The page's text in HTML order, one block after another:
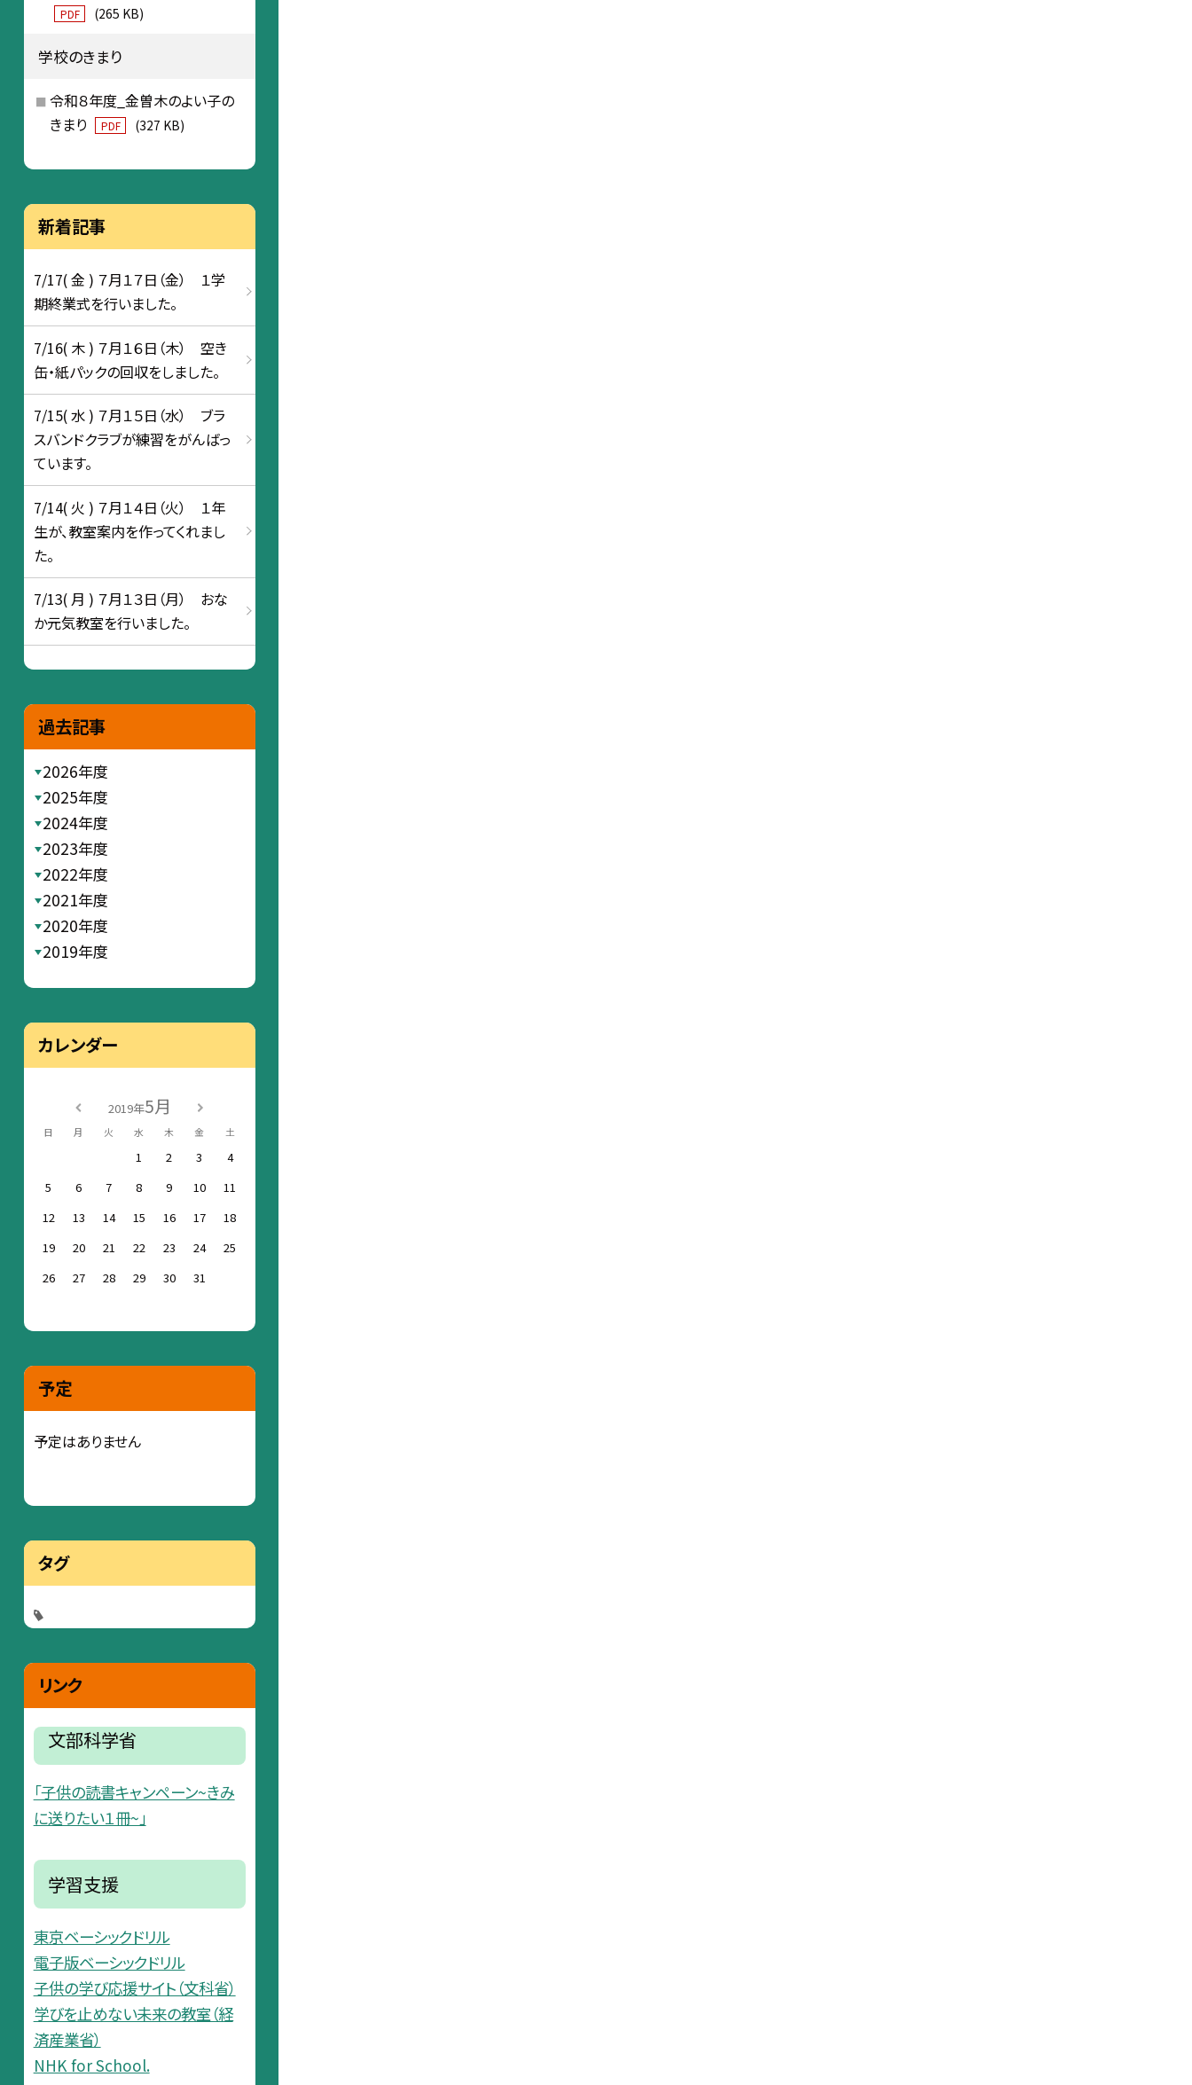
PDF (265 KB)
学校のきまり
令和８年度_金曽木のよい子の
きまり
PDF (327 KB)
新着記事
7/17( 金 ) ７月１７日（金） １学
期終業式を行いました。
7/16( 木 ) ７月１６日（木） 空き
缶・紙パックの回収をしました。
7/15( 水 ) ７月１５日（水） ブラ
スバンドクラブが練習をがんばっ
ています。
7/14( 火 ) ７月１４日（火） １年
生が、教室案内を作ってくれまし
た。
7/13( 月 ) ７月１３日（月） おな
か元気教室を行いました。
過去記事
2026年度
2025年度
2024年度
2023年度
2022年度
2021年度
2020年度
2019年度
カレンダー
2019年5月
日 月 火 水 木 金 土
1 2 3
4
5
6 7 8 9 10
11
12
13 14 15 16 17
18
19
20 21 22 23 24
25
26
27 28 29 30 31
予定
予定はありません
タグ
リンク
文部科学省
「子供の読書キャンペーン~きみ
に送りたい１冊~」
学習支援
東京ベーシックドリル
電子版ベーシックドリル
子供の学び応援サイト（文科省）
学びを止めない未来の教室（経
済産業省）
NHK for School.